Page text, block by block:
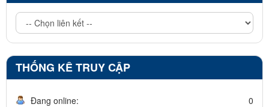
THỐNG KÊ TRUY CẬP
Đang online: 0